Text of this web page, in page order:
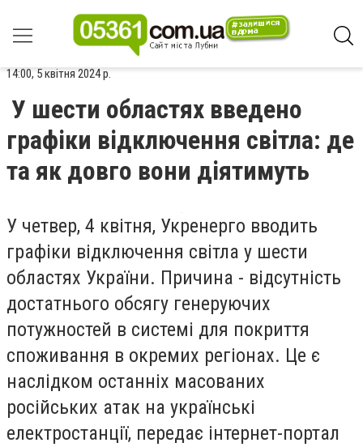
14:00, 5 квітня 2024 р.
У шести областях введено
графіки відключення світла: де
та як довго вони діятимуть
У четвер, 4 квітня, Укренерго вводить
графіки відключення світла у шести
областях України. Причина - відсутність
достатнього обсягу генеруючих
потужностей в системі для покриття
споживання в окремих регіонах. Це є
наслідком останніх масованих
російських атак на українські
електростанції, передає інтернет-портал